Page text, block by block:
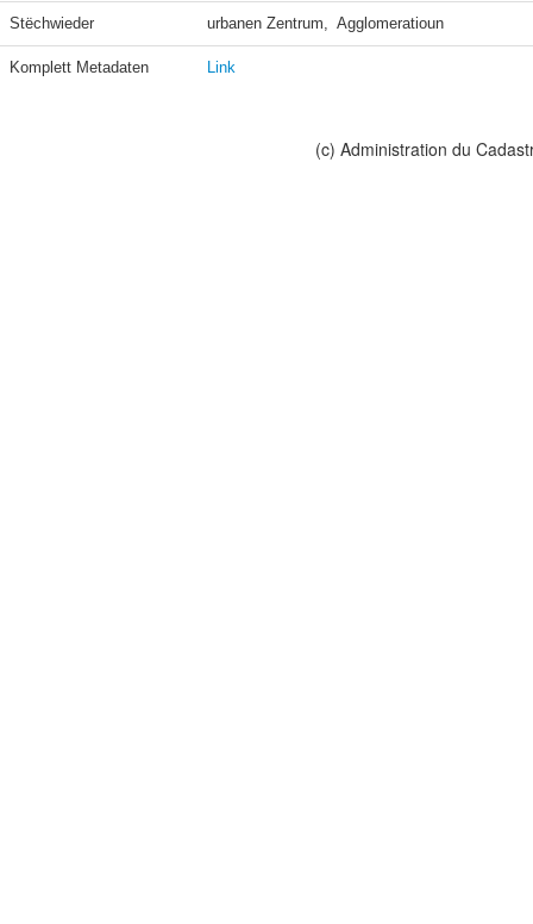
Stëchwieder urbanen Zentrum,  Agglomeratioun
Komplett Metadaten Link
(c) Administration du